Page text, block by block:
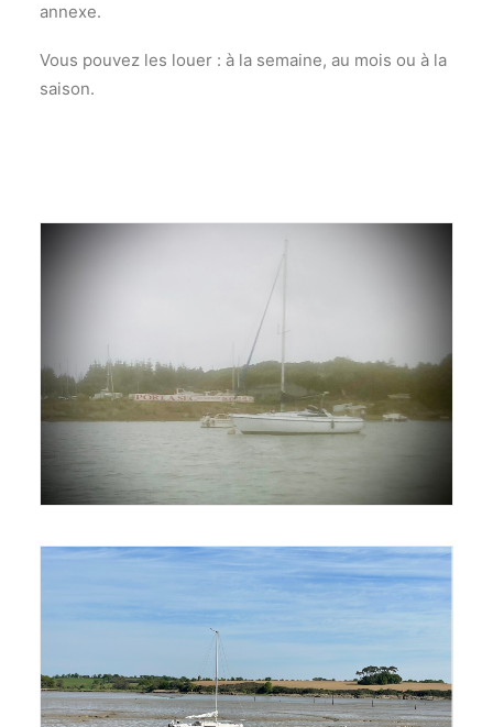
annexe.
Vous pouvez les louer : à la semaine, au mois ou à la
saison.